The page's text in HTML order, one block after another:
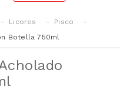
Licores
Pisco
Botella 750ml